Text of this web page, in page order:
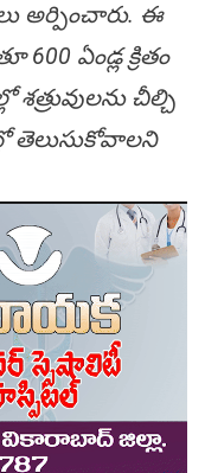
అర్పించారు. ఈ
600 ఏండ్ల క్రితం
చీల్చి
తెలుసుకోవాలని